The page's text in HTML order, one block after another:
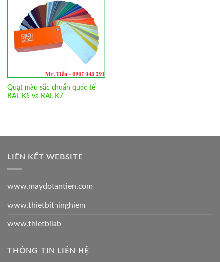
Wishlist
Quạt màu sắc chuẩn quốc tế
RAL K5 và RAL K7
LIÊN KẾT WEBSITE
www.maydotantien.com
www.thietbithinghiem
www.thietbilab
THÔNG TIN LIÊN HỆ